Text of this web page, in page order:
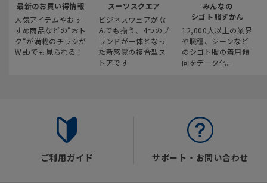
最新のお買い得情報
人気アイテムやおす
すめ商品などの“おト
ク“が満載のチラシが
Webでも見られる！
スーツスクエア
ビジネスウェアがな
んでも揃う、4つのブ
ランドが一体となっ
た新感覚の複合型ス
トアです
みんなの
シゴト服ずかん
12,000人以上の業界
や職種、シーンなど
のシゴト服の着用傾
向をデータ化。
ご利用ガイド サポート・お問い合わせ